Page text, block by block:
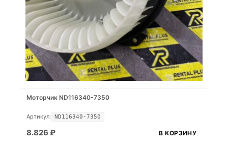
Моторчик ND116340-7350
Артикул: ND116340-7350
8.826 ₽ В КОРЗИНУ